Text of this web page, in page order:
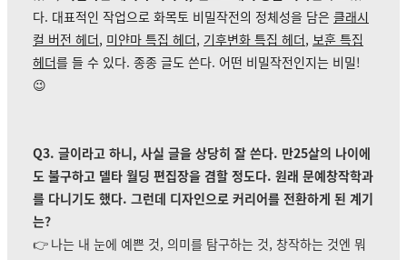
다. 대표적인 작업으로 화목토 비밀작전의 정체성을 담은 클래시
컬 버전 헤더, 미얀마 특집 헤더, 기후변화 특집 헤더, 보훈 특집
헤더를 들 수 있다. 종종 글도 쓴다. 어떤 비밀작전인지는 비밀!
😉
Q3. 글이라고 하니, 사실 글을 상당히 잘 쓴다. 만25살의 나이에
도 불구하고 델타 월딩 편집장을 겸할 정도다. 원래 문예창작학과
를 다니기도 했다. 그런데 디자인으로 커리어를 전환하게 된 계기
는?
👉 나는 내 눈에 예쁜 것, 의미를 탐구하는 것, 창작하는 것엔 뭐